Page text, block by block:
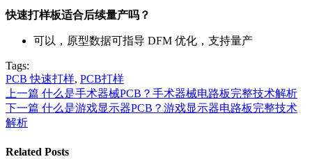
快速打样板适合后续量产吗？
可以，原型数据可指导 DFM 优化，支持量产
Tags:
PCB 快速打样, PCB打样
上一篇 什么是手术器械PCB？手术器械电路板完整技术解析
下一篇 什么是游戏显示器PCB？游戏显示器电路板完整技术
解析
Related Posts